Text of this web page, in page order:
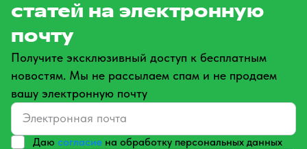
статей на электронную
почту
Получите эксклюзивный доступ к бесплатным
новостям. Мы не рассылаем спам и не продаем
вашу электронную почту
Даю согласие на обработку персональных данных